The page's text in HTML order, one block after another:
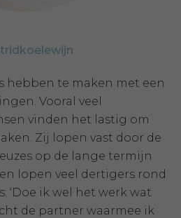
hebben te maken met een
Vooral veel
vinden het lastig om
Zij lopen vast door de
op de lange termijn
lopen veel dertigers rond
‘Doe ik wel het werk wat
de partner waarmee ik